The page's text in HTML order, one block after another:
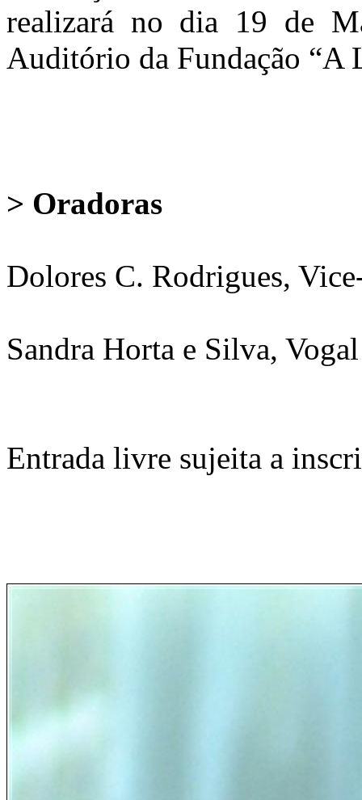
realizará no dia 19 de
Auditório da Fundação “A
> Oradoras
Dolores C. Rodrigues,
Sandra Horta e Silva,
Entrada livre sujeita a